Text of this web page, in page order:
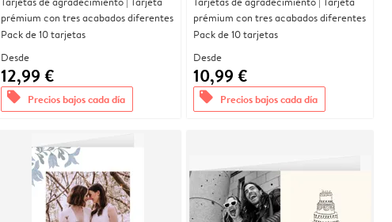
prémium con tres acabados diferentes
Pack de 10 tarjetas
Desde
12,99 €
offers Precios bajos cada día
prémium con tres acabados diferentes
Pack de 10 tarjetas
Desde
10,99 €
offers Precios bajos cada día